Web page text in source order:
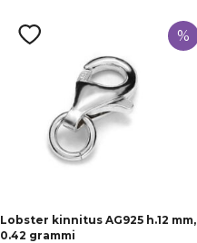
%
Lobster kinnitus AG925 h.12 mm,
0.42 grammi